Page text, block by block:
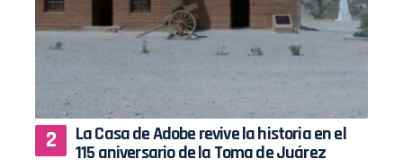
La Casa de Adobe revive la historia en el
115 aniversario de la Toma de Juárez